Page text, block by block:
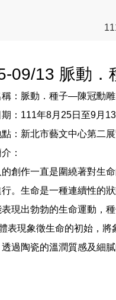
09/13 脈動
：脈動．種子—陳冠勳
： 111年8月 25日至9月 13
：新北市藝文中心第二
：
創作一直是圍繞著對生
。生命是一種連續性的
表現出勃勃的生命運動，
表現象徵生命的初始，
過陶瓷的溫潤質感及細